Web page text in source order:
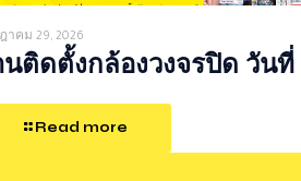
าคม 29, 2026
นติดตั้งกล้องวงจรปิด วันที่
Read more